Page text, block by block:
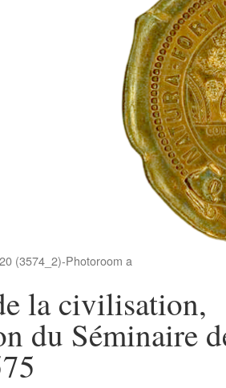
(3574_2)-Photoroom a
la civilisation,
du Séminaire